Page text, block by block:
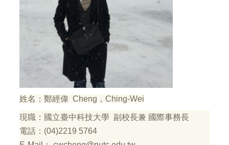
姓名：鄭經偉 Cheng，Ching-Wei
現職：國立臺中科技大學 副校長兼 國際事務長
電話：(04)2219 5764